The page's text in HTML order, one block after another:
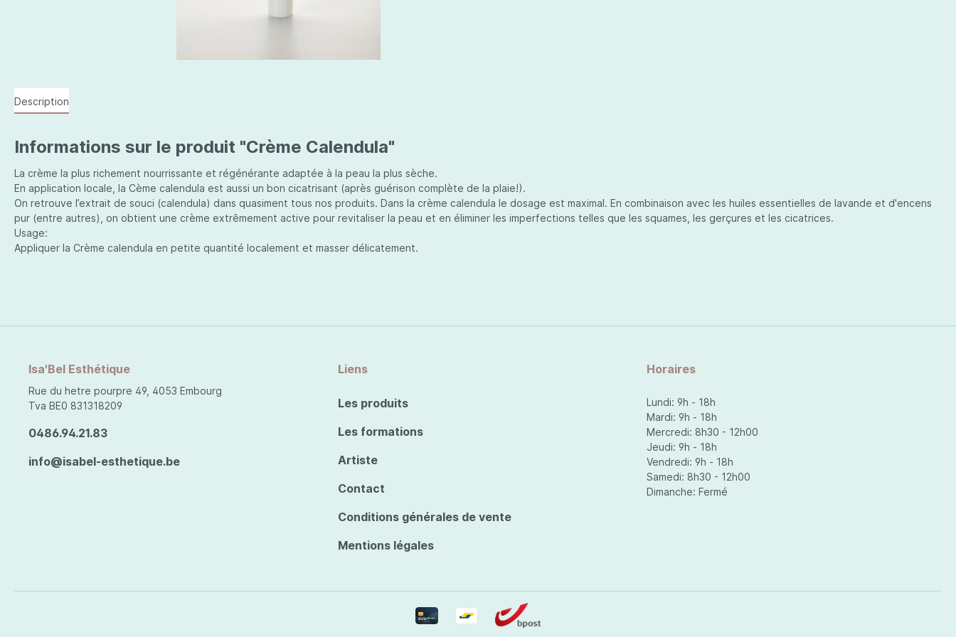
Description
Informations sur le produit "Crème Calendula"
La crème la plus richement nourrissante et régénérante adaptée à la peau la plus sèche.
En application locale, la Cème calendula est aussi un bon cicatrisant (après guérison complète de la plaie!).
On retrouve l’extrait de souci (calendula) dans quasiment tous nos produits. Dans la crème calendula le dosage est maximal. En combinaison avec les huiles essentielles de lavande et d'encens
pur (entre autres), on obtient une crème extrêmement active pour revitaliser la peau et en éliminer les imperfections telles que les squames, les gerçures et les cicatrices.
Usage:
Appliquer la Crème calendula en petite quantité localement et masser délicatement.
Isa'Bel Esthétique
Rue du hetre pourpre 49, 4053 Embourg
Tva BE0 831318209
0486.94.21.83
info@isabel-esthetique.be
Liens
Les produits
Les formations
Artiste
Contact
Conditions générales de vente
Mentions légales
Horaires
Lundi: 9h - 18h
Mardi: 9h - 18h
Mercredi: 8h30 - 12h00
Jeudi: 9h - 18h
Vendredi: 9h - 18h
Samedi: 8h30 - 12h00
Dimanche: Fermé